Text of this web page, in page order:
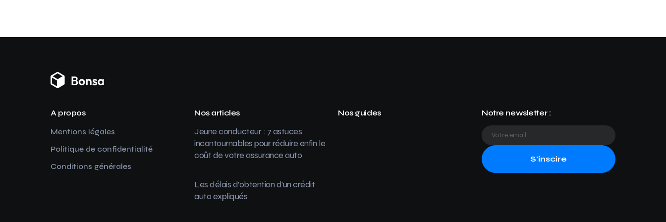
A propos
Mentions légales
Politique de confidentialité
Conditions générales
Nos articles
Jeune conducteur : 7 astuces
incontournables pour réduire enfin le
coût de votre assurance auto
Les délais d’obtention d’un crédit
auto expliqués
Nos guides Notre newsletter :
S'inscire